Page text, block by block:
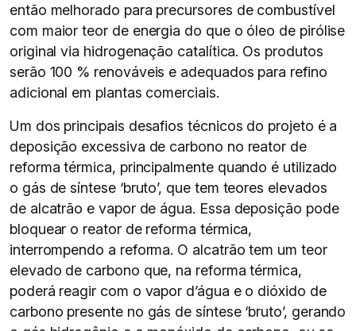
então melhorado para precursores de combustível
com maior teor de energia do que o óleo de pirólise
original via hidrogenação catalítica. Os produtos
serão 100 % renováveis e adequados para refino
adicional em plantas comerciais.
Um dos principais desafios técnicos do projeto é a
deposição excessiva de carbono no reator de
reforma térmica, principalmente quando é utilizado
o gás de síntese ‘bruto’, que tem teores elevados
de alcatrão e vapor de água. Essa deposição pode
bloquear o reator de reforma térmica,
interrompendo a reforma. O alcatrão tem um teor
elevado de carbono que, na reforma térmica,
poderá reagir com o vapor d’água e o dióxido de
carbono presente no gás de síntese ‘bruto’, gerando